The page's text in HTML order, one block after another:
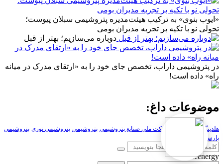
«ایوب بنوی» به ترکیب هیئت‌مدیره پتروشیمی سبلان پیوست؛
تحولی نو با تکیه بر تجربه مدیران بومی
دوباره می‌سازیم؛ بهتر از قبل
در پتروشیمی داراب، تخصص جای خود را به «ارتقای مدرک در میانه
راه» داده است!
موضوعات داغ:
هلدینگ خلیج فارس شرکت ملی صنایع پتروشیمی پتروشیمی پتروشیمی نوری پتروشیمی
پارس
Mizeenergy